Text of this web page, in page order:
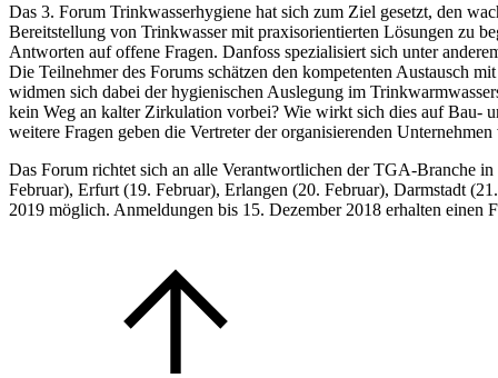
Das 3. Forum Trinkwasserhygiene hat sich zum Ziel gesetzt, den
Bereitstellung von Trinkwasser mit praxisorientierten Lösungen zu
Antworten auf offene Fragen. Danfoss spezialisiert sich unter
Die Teilnehmer des Forums schätzen den kompetenten Austausch
widmen sich dabei der hygienischen Auslegung im
kein Weg an kalter Zirkulation vorbei? Wie wirkt sich dies auf Bau-
weitere Fragen geben die Vertreter der organisierenden
Das Forum richtet sich an alle Verantwortlichen der TGA-Branche
Februar), Erfurt (19. Februar), Erlangen (20. Februar), Darmstadt
2019 möglich. Anmeldungen bis 15. Dezember 2018 erhalten einen